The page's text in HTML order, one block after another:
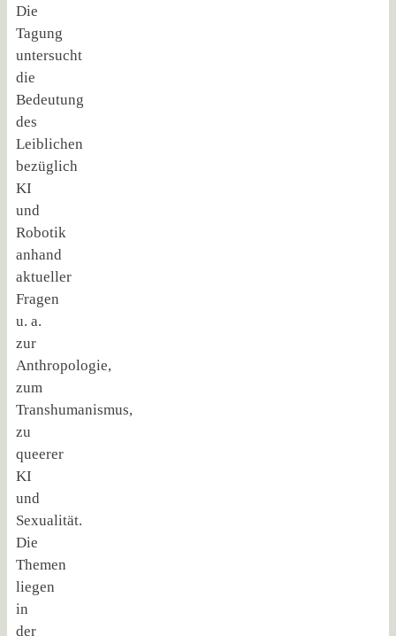
Die
Tagung
untersucht
die
Bedeutung
des
Leiblichen
bezüglich
KI
und
Robotik
anhand
aktueller
Fragen
u. a.
zur
Anthropologie,
zum
Transhumanismus,
zu
queerer
KI
und
Sexualität.
Die
Themen
liegen
in
der